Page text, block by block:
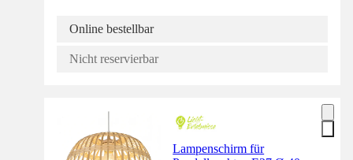
Online bestellbar
Nicht reservierbar
Lampenschirm für